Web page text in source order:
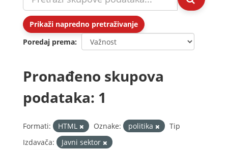
Prikaži napredno pretraživanje
Poredaj prema
Pronađeno skupova
podataka: 1
Formati: HTML Oznake: politika
Tip
Izdavača:
Javni sektor